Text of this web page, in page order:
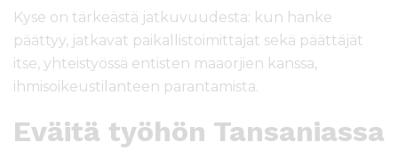
Kyse on tärkeästä jatkuvuudesta: kun hanke
päättyy, jatkavat paikallistoimittajat sekä päättäjät
itse, yhteistyössä entisten maaorjien kanssa,
ihmisoikeustilanteen parantamista.
Eväitä työhön Tansaniassa